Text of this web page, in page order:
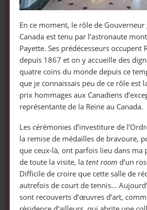
En ce moment, le rôle de Gouverneur
Canada est tenu par l’astronaute
Payette. Ses prédécesseurs occupent
depuis 1867 et on y accueille des
quatre coins du monde depuis ce
que je connaissais peu de ce rôle est
prix hommages aux Canadiens
représentante de la Reine au Canada.
Les cérémonies d’investiture de
la remise de médailles de bravoure,
que ceux-là, ont parfois lieu dans ma
de toute la visite, la tent roomd’un
Difficile de croire que cette salle de
autrefois de court de tennis…
sont recouverts d’œuvres d’art,